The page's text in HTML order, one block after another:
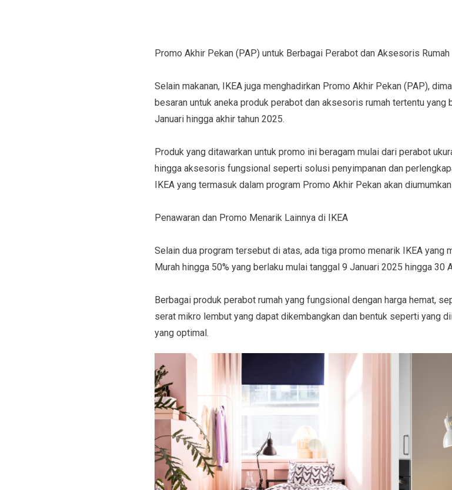
Promo Akhir Pekan (PAP) untuk Berbagai Perabot dan Aksesoris Rumah
Selain makanan, IKEA juga menghadirkan Promo Akhir Pekan (PAP),
besaran untuk aneka produk perabot dan aksesoris rumah tertentu yang
Januari hingga akhir tahun 2025.
Produk yang ditawarkan untuk promo ini beragam mulai dari perabot
hingga aksesoris fungsional seperti solusi penyimpanan dan
IKEA yang termasuk dalam program Promo Akhir Pekan akan
Penawaran dan Promo Menarik Lainnya di IKEA
Selain dua program tersebut di atas, ada tiga promo menarik IKEA yang
Murah hingga 50% yang berlaku mulai tanggal 9 Januari 2025 hingga 30
Berbagai produk perabot rumah yang fungsional dengan harga hemat,
serat mikro lembut yang dapat dikembangkan dan bentuk seperti yang
yang optimal.